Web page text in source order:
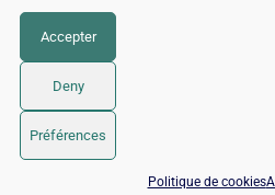
Accepter
Deny
Préférences
Politique de cookies
📅 Prenota 15 min con un